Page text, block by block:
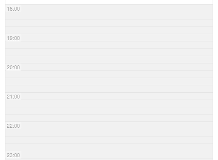
18:00
19:00
20:00
21:00
22:00
23:00